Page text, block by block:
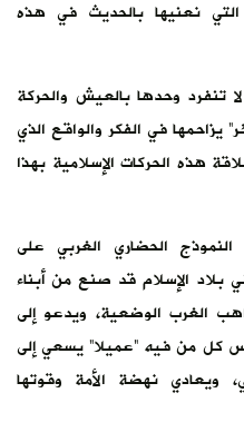
التي نعنيها بالحديث في هذه
تنفرد وحدها بالعيش والحركة
يزاحمها في الفكر والواقع الذي
هذه الحركات الإسلامية بهذا
الحضاري الغربي على
بلاد الإسلام قد صنع من أبناء
الغرب الوضعية، ويدعو إلى
ليس كل من فيه “عميلا” يسعي إلى
ويعادي نهضة الأمة وقوتها